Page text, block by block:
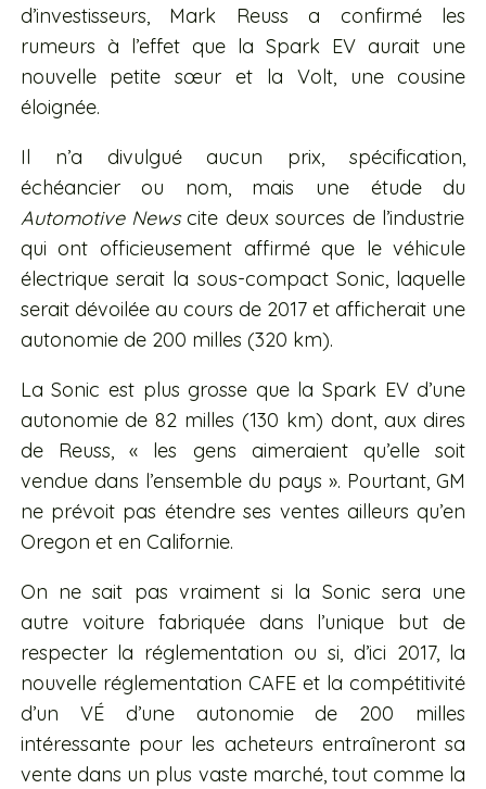
d’investisseurs, Mark Reuss a confirmé les
rumeurs à l’effet que la Spark EV aurait une
nouvelle petite sœur et la Volt, une cousine
éloignée.
Il n’a divulgué aucun prix, spécification,
échéancier ou nom, mais une étude du
Automotive News cite deux sources de l’industrie
qui ont officieusement affirmé que le véhicule
électrique serait la sous-compact Sonic, laquelle
serait dévoilée au cours de 2017 et afficherait une
autonomie de 200 milles (320 km).
La Sonic est plus grosse que la Spark EV d’une
autonomie de 82 milles (130 km) dont, aux dires
de Reuss, « les gens aimeraient qu’elle soit
vendue dans l’ensemble du pays ». Pourtant, GM
ne prévoit pas étendre ses ventes ailleurs qu’en
Oregon et en Californie.
On ne sait pas vraiment si la Sonic sera une
autre voiture fabriquée dans l’unique but de
respecter la réglementation ou si, d’ici 2017, la
nouvelle réglementation CAFE et la compétitivité
d’un VÉ d’une autonomie de 200 milles
intéressante pour les acheteurs entraîneront sa
vente dans un plus vaste marché, tout comme la